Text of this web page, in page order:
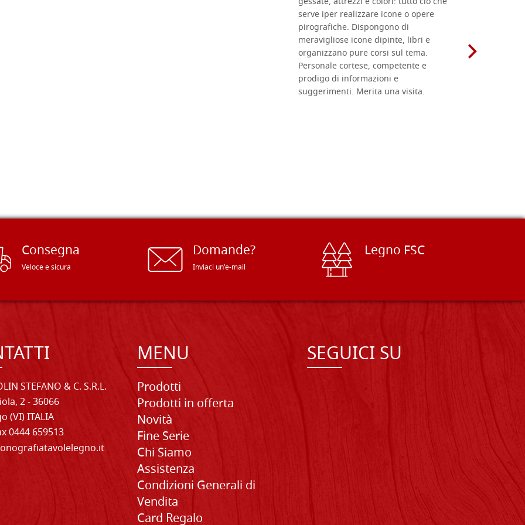
serve iper realizzare icone o opere
pirografiche. Dispongono di
meravigliose icone dipinte, libri e
organizzano pure corsi sul tema.
Personale cortese, competente e
prodigo di informazioni e
suggerimenti. Merita una visita.
Consegna
Veloce e sicura
Domande?
Inviaci un'e-mail
Legno FSC
STEFANO & C. S.R.L.
2 - 36066
(VI) ITALIA
0444 659513
MENU
Prodotti
Prodotti in offerta
Novità
Fine Serie
Chi Siamo
Assistenza
Condizioni Generali di
Vendita
Card Regalo
SEGUICI SU